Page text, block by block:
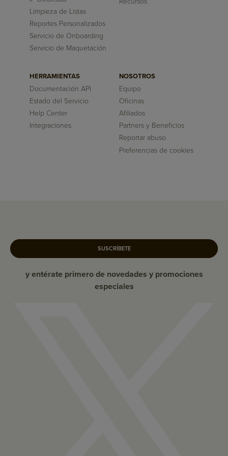
Limpieza de Listas
Reportes Personalizados
Servicio de Onboarding
Servicio de Maquetación
HERRAMIENTAS
Documentación API
Estado del Servicio
Help Center
Integraciones
NOSOTROS
Equipo
Oficinas
Afiliados
Partners y Beneficios
Reportar abuso
Preferencias de cookies
SUSCRÍBETE
y entérate primero de novedades y promociones
especiales